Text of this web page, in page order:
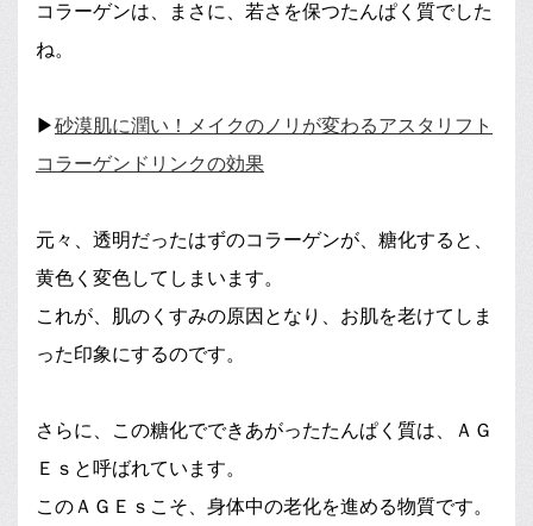
コラーゲンは、まさに、若さを保つたんぱく質でした
ね。
▶砂漠肌に潤い！メイクのノリが変わるアスタリフト
コラーゲンドリンクの効果
元々、透明だったはずのコラーゲンが、糖化すると、
黄色く変色してしまいます。
これが、肌のくすみの原因となり、お肌を老けてしま
った印象にするのです。
さらに、この糖化でできあがったたんぱく質は、ＡＧ
Ｅｓと呼ばれています。
このＡＧＥｓこそ、身体中の老化を進める物質です。